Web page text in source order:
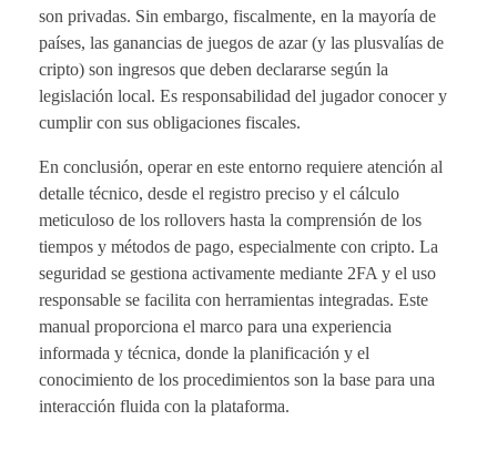
son privadas. Sin embargo, fiscalmente, en la mayoría de
países, las ganancias de juegos de azar (y las plusvalías de
cripto) son ingresos que deben declararse según la
legislación local. Es responsabilidad del jugador conocer y
cumplir con sus obligaciones fiscales.
En conclusión, operar en este entorno requiere atención al
detalle técnico, desde el registro preciso y el cálculo
meticuloso de los rollovers hasta la comprensión de los
tiempos y métodos de pago, especialmente con cripto. La
seguridad se gestiona activamente mediante 2FA y el uso
responsable se facilita con herramientas integradas. Este
manual proporciona el marco para una experiencia
informada y técnica, donde la planificación y el
conocimiento de los procedimientos son la base para una
interacción fluida con la plataforma.